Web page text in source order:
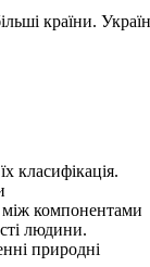
країни.
класифікація.
між компонентами
людини.
природні